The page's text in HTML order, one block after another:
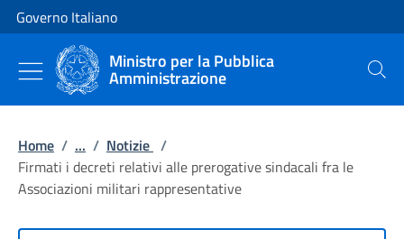
Vai al contenuto
Vai alla navigazione del sito
Governo Italiano
Ministro per la Pubblica
Amministrazione Cerca
Home / ... / Notizie /
Firmati i decreti relativi alle prerogative sindacali fra le
Associazioni militari rappresentative